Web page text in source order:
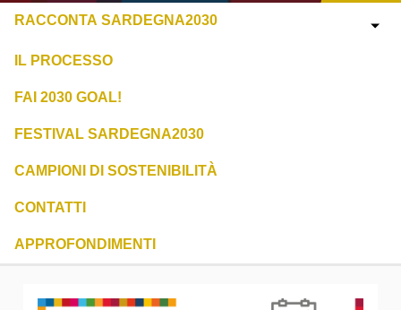
RACCONTA SARDEGNA2030
IL PROCESSO
FAI 2030 GOAL!
FESTIVAL SARDEGNA2030
CAMPIONI DI SOSTENIBILITÀ
CONTATTI
APPROFONDIMENTI